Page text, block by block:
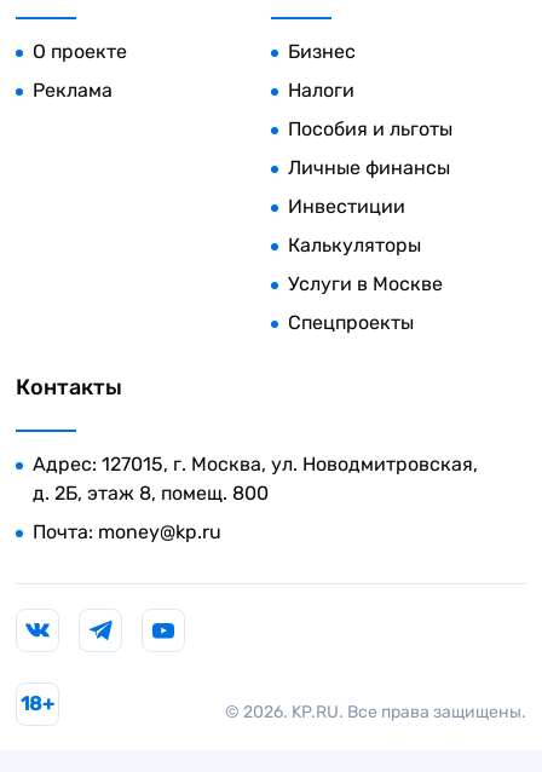
О проекте
Реклама
Бизнес
Налоги
Пособия и льготы
Личные финансы
Инвестиции
Калькуляторы
Услуги в Москве
Спецпроекты
Контакты
Адрес: 127015, г. Москва, ул. Новодмитровская,
д. 2Б, этаж 8, помещ. 800
Почта: money@kp.ru
© 2026. KP.RU. Все права защищены.
18+